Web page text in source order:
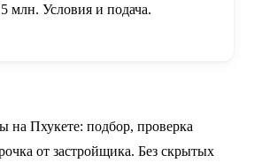
млн. Условия и подача.
на Пхукете: подбор, проверка
от застройщика. Без скрытых